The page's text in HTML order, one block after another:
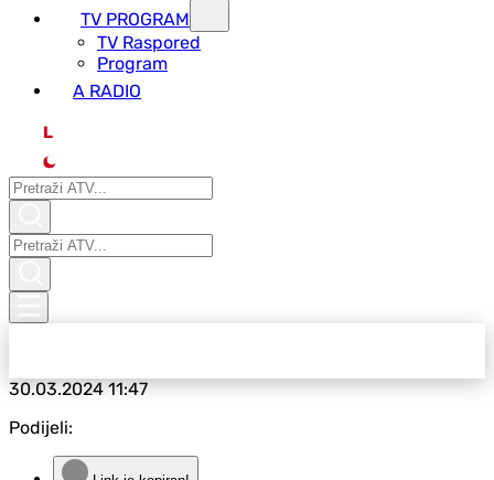
TV PROGRAM
ТV Raspored
Program
A RADIO
L
30.03.202411:47
Podijeli: